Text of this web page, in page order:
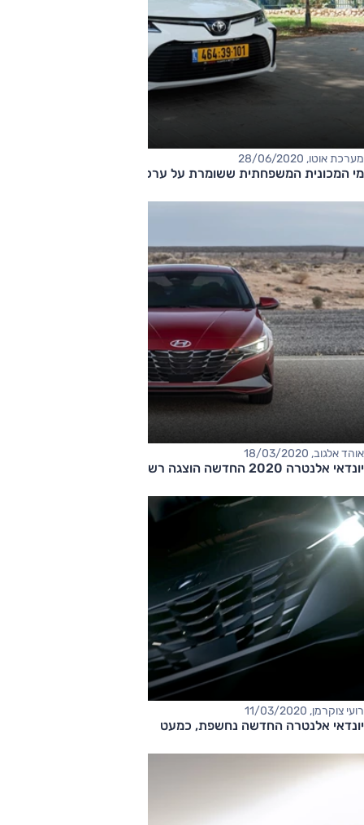
מערכת אוטו, 28/06/2020
מי המכונית המשפחתית ששומרת על ערכה יותר מכולן? בדקנו!
אוהד אלגוב, 18/03/2020
יונדאי אלנטרה 2020 החדשה הוצגה רשמית. מתי בישראל?
רועי צוקרמן, 11/03/2020
יונדאי אלנטרה החדשה נחשפת, כמעט